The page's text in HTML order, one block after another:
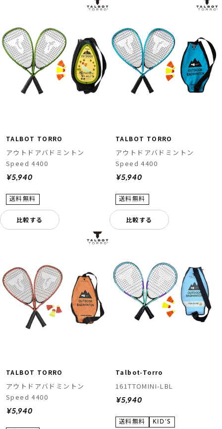
TALBOT TORRO
アウトドアバドミントン
Speed 4400
¥5,940
比較する
TALBOT TORRO
アウトドアバドミントン
Speed 4400
¥5,940
比較する
TALBOT TORRO
アウトドアバドミントン
Speed 4400
¥5,940
Talbot-Torro
161TTOMINI-LBL
¥5,940